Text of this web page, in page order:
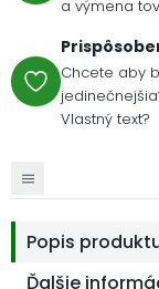
a výmena
Chcete aby
Vlastný text?
Popis
Ďalšie